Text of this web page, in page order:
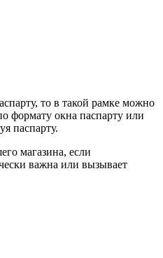
то в такой рамке можно
формату окна паспарту или
паспарту.
магазина, если
важна или вызывает